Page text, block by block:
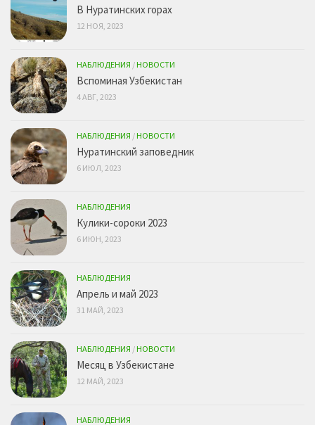
В Нуратинских горах
12 НОЯ, 2023
НАБЛЮДЕНИЯ /НОВОСТИ
Вспоминая Узбекистан
4 АВГ, 2023
НАБЛЮДЕНИЯ /НОВОСТИ
Нуратинский заповедник
6 ИЮЛ, 2023
НАБЛЮДЕНИЯ
Кулики-сороки 2023
6 ИЮН, 2023
НАБЛЮДЕНИЯ
Апрель и май 2023
31 МАЙ, 2023
НАБЛЮДЕНИЯ /НОВОСТИ
Месяц в Узбекистане
12 МАЙ, 2023
НАБЛЮДЕНИЯ